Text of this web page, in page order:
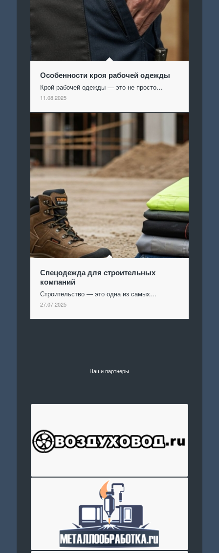
Особенности кроя рабочей одежды
Крой рабочей одежды — это не просто…
11.08.2025
Спецодежда для строительных
компаний
Строительство — это одна из самых…
27.07.2025
Наши партнеры